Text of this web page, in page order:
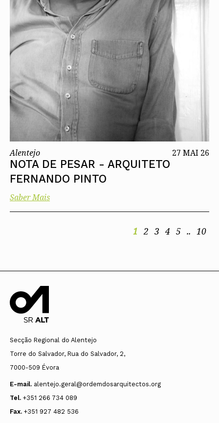
Alentejo 27 MAI 26
NOTA DE PESAR - ARQUITETO
FERNANDO PINTO
Saber Mais
1 2 3 4 5 .. 10
Secção Regional do Alentejo
Torre do Salvador, Rua do Salvador, 2,
7000-509 Évora
E-mail. alentejo.geral@ordemdosarquitectos.org
Tel. +351 266 734 089
Fax. +351 927 482 536